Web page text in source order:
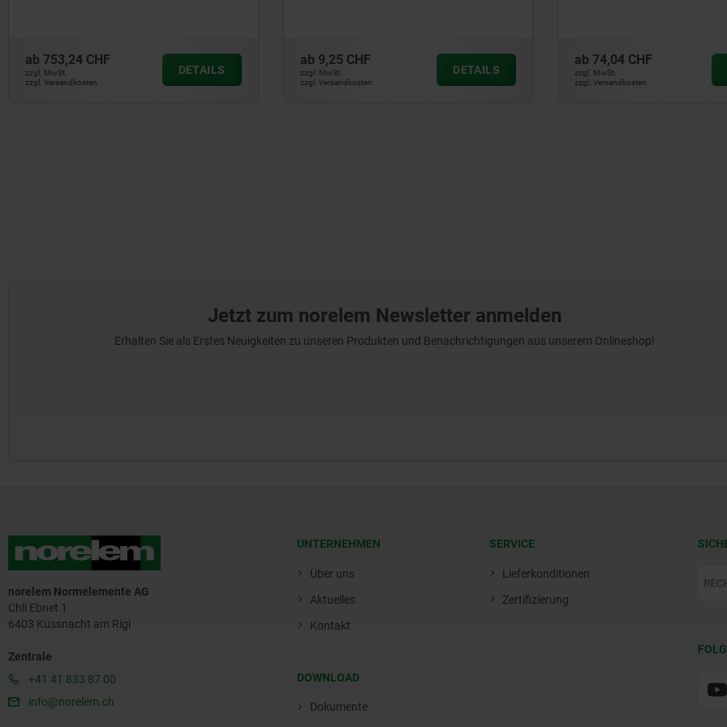
9,25 CHF
zzgl. MwSt.
zzgl. Versandkosten
74,04 CHF
zzgl. MwSt.
zzgl. Versandkosten
Jetzt zum norelem Newsletter anmelden
Erhalten Sie als Erstes Neuigkeiten zu unseren Produkten und Benachrichtigungen aus unserem Onlineshop!
norelem Normelemente AG
Chli Ebnet 1
6403 Küssnacht am Rigi
Zentrale
+41 41 833 87 00
info@norelem.ch
UNTERNEHMEN
Über uns
Aktuelles
Kontakt
DOWNLOAD
Dokumente
SERVICE
Lieferkonditionen
Zertifizierung